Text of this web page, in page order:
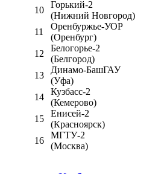
10
Горький-2
(Нижний Новгород)
11
Оренбуржье-УОР
(Оренбург)
12
Белогорье-2
(Белгород)
13
Динамо-БашГАУ
(Уфа)
14
Кузбасс-2
(Кемерово)
15
Енисей-2
(Красноярск)
16
МГТУ-2
(Москва)